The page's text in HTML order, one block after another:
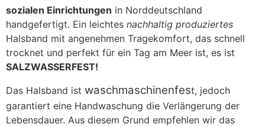
sozialen Einrichtungen in Norddeutschland
handgefertigt. Ein leichtes nachhaltig produziertes
Halsband mit angenehmen Tragekomfort, das schnell
trocknet und perfekt für ein Tag am Meer ist, es ist
SALZWASSERFEST!
Das Halsband ist waschmaschinenfest, jedoch
garantiert eine Handwaschung die Verlängerung der
Lebensdauer. Aus diesem Grund empfehlen wir das